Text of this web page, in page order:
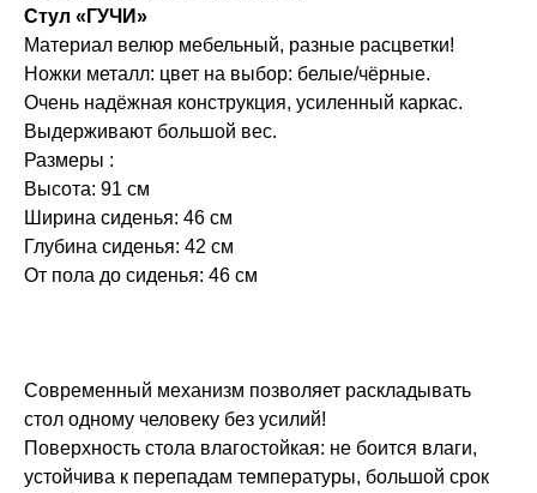
Стул «ГУЧИ»
Материал велюр мебельный, разные расцветки!
Ножки металл: цвет на выбор: белые/чёрные.
Очень надёжная конструкция, усиленный каркас.
Выдерживают большой вес.
Размеры :
Высота: 91 см
Ширина сиденья: 46 см
Глубина сиденья: 42 см
От пола до сиденья: 46 см
Современный механизм позволяет раскладывать
стол одному человеку без усилий!
Поверхность стола влагостойкая: не боится влаги,
устойчива к перепадам температуры, большой срок